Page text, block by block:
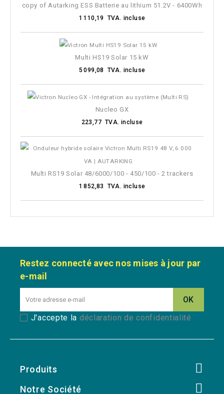
copy of Autarking ESS Batterie au lithium 51.2V - 6400Wh
1 110,19 TVA. incluse
Multi HS19 Solar 15 kW
5 099,08 TVA. incluse
Nucleo GX
223,77 TVA. incluse
Multi RS19 Solar 48/6000/100 - 450/100 - 2 trackers
1 852,83 TVA. incluse
Restez connecté avec nos mises à jour par
e-mail
J'accepte la déclaration de confidentialité
Produits
Notre Société